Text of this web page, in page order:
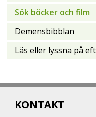
Sök böcker och film
Demensbibblan
Läs eller lyssna på
KONTAKT